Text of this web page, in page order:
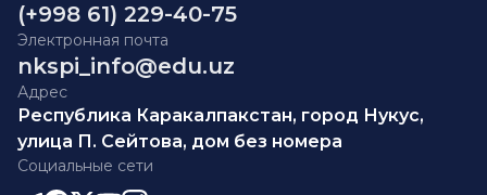
(+998 61) 229-40-75
Электронная почта
nkspi_info@edu.uz
Адрес
Республика Каракалпакстан, город Нукус,
улица П. Сейтова, дом без номера
Социальные сети